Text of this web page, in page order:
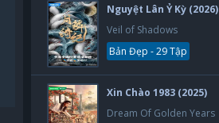
Nguyệt Lân Ỷ Kỳ (2026)
Veil of Shadows
Bản Đẹp - 29 Tập
Xin Chào 1983 (2025)
Dream Of Golden Years